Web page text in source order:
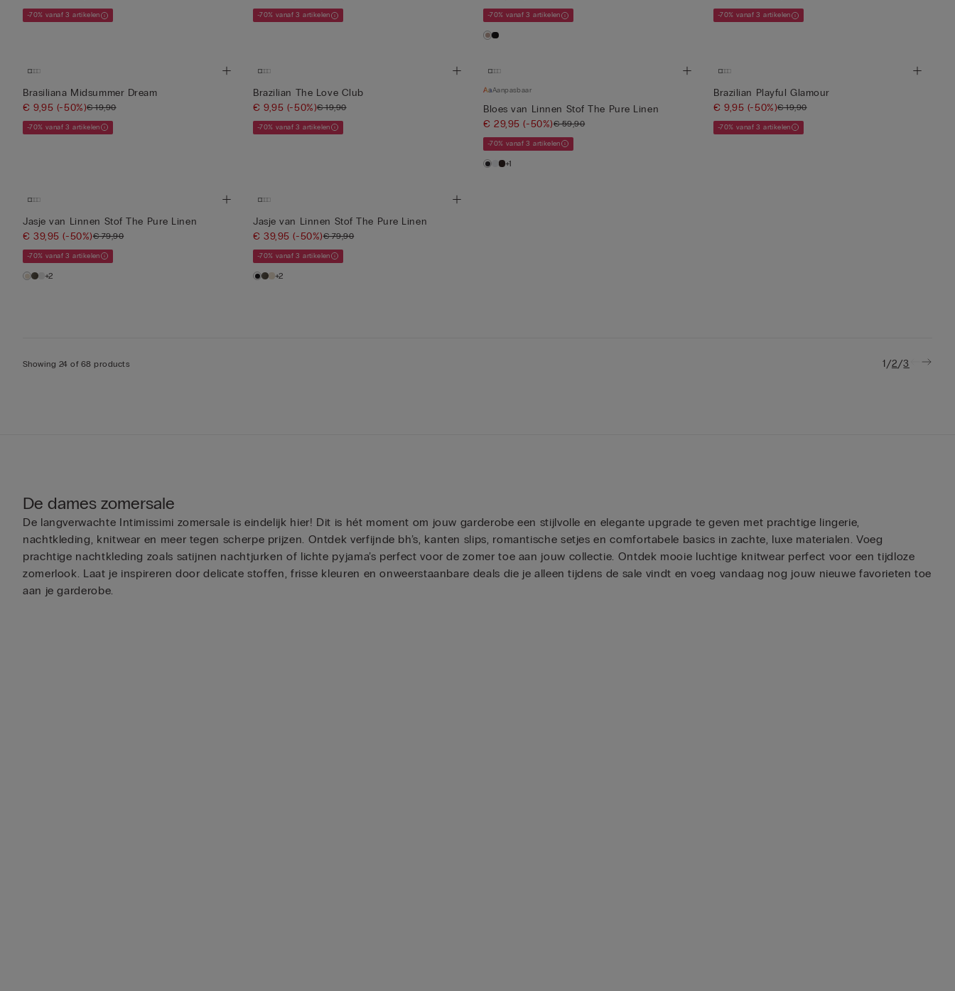
-70% vanaf 3 artikelen -70% vanaf 3 artikelen -70% vanaf 3 artikelen -70% vanaf 3 artikelen
Brasiliana Midsummer Dream
€ 9,95 (-50%)€ 19,90
-70% vanaf 3 artikelen
Brazilian The Love Club
€ 9,95 (-50%)€ 19,90
-70% vanaf 3 artikelen
Aanpasbaar
Bloes van Linnen Stof The Pure Linen
€ 29,95(-50%)€ 59,90
-70% vanaf 3 artikelen
+1
Brazilian Playful Glamour
€ 9,95 (-50%)€ 19,90
-70% vanaf 3 artikelen
Jasje van Linnen Stof The Pure Linen
€ 39,95(-50%)€ 79,90
-70% vanaf 3 artikelen
+2
Jasje van Linnen Stof The Pure Linen
€ 39,95(-50%)€ 79,90
-70% vanaf 3 artikelen
+2
Showing 24 of 68 products 1/2/3
De dames zomersale
De langverwachte Intimissimi zomersale is eindelijk hier! Dit is hét moment om jouw garderobe een stijlvolle en elegante upgrade te geven met prachtige lingerie,
nachtkleding, knitwear en meer tegen scherpe prijzen. Ontdek verfijnde bh’s, kanten slips, romantische setjes en comfortabele basics in zachte, luxe materialen. Voeg
prachtige nachtkleding zoals satijnen nachtjurken of lichte pyjama’s perfect voor de zomer toe aan jouw collectie. Ontdek mooie luchtige knitwear perfect voor een tijdloze
zomerlook. Laat je inspireren door delicate stoffen, frisse kleuren en onweerstaanbare deals die je alleen tijdens de sale vindt en voeg vandaag nog jouw nieuwe favorieten toe
aan je garderobe.